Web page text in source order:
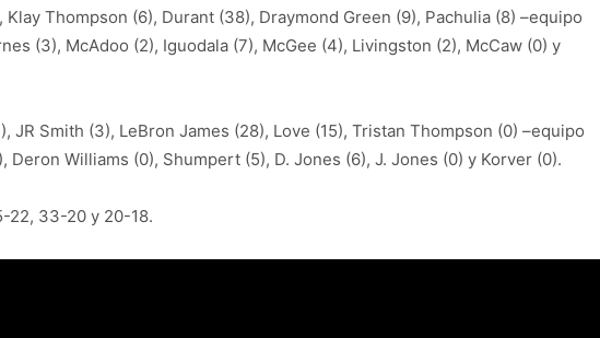
Klay Thompson (6), Durant (38), Draymond Green (9), Pachulia (8) –equipo
(3), McAdoo (2), Iguodala (7), McGee (4), Livingston (2), McCaw (0) y
JR Smith (3), LeBron James (28), Love (15), Tristan Thompson (0) –equipo
Deron Williams (0), Shumpert (5), D. Jones (6), J. Jones (0) y Korver (0).
22, 33-20 y 20-18.